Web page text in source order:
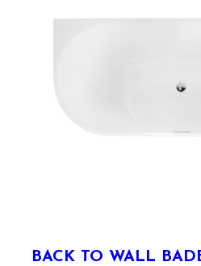
BACK TO WALL